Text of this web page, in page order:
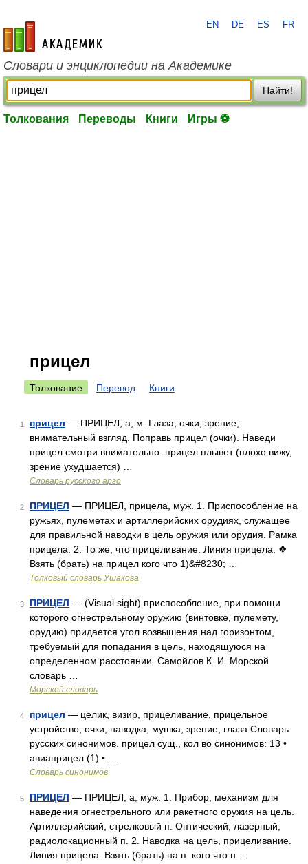
academic.ru
EN DE ES FR
Словари и энциклопедии на Академике
Найти!
Толкования Переводы Книги Игры ⚽
прицел
Толкование Перевод Книги
1 прицел — ПРИЦЕЛ, а, м. Глаза; очки; зрение;
внимательный взгляд. Поправь прицел (очки). Наведи
прицел смотри внимательно. прицел плывет (плохо вижу,
зрение ухудшается) …
Словарь русского арго
2 ПРИЦЕЛ — ПРИЦЕЛ, прицела, муж. 1. Приспособление на
ружьях, пулеметах и артиллерийских орудиях, служащее
для правильной наводки в цель оружия или орудия. Рамка
прицела. 2. То же, что прицеливание. Линия прицела. ❖
Взять (брать) на прицел кого что 1)&#8230; …
Толковый словарь Ушакова
3 ПРИЦЕЛ — (Visual sight) приспособление, при помощи
которого огнестрельному оружию (винтовке, пулемету,
орудию) придается угол возвышения над горизонтом,
требуемый для попадания в цель, находящуюся на
определенном расстоянии. Самойлов К. И. Морской
словарь …
Морской словарь
4 прицел — целик, визир, прицеливание, прицельное
устройство, очки, наводка, мушка, зрение, глаза Словарь
русских синонимов. прицел сущ., кол во синонимов: 13 •
авиаприцел (1) • …
Словарь синонимов
5 ПРИЦЕЛ — ПРИЦЕЛ, а, муж. 1. Прибор, механизм для
наведения огнестрельного или ракетного оружия на цель.
Артиллерийский, стрелковый п. Оптический, лазерный,
радиолокационный п. 2. Наводка на цель, прицеливание.
Линия прицела. Взять (брать) на п. кого что н …